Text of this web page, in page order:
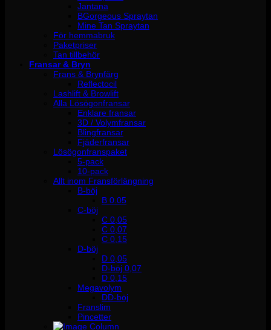
Jantana
BGorgeous Spraytan
Mine Tan Spraytan
För hemmabruk
Paketpriser
Tan tillbehör
Fransar & Bryn
Frans & Brynfärg
Reflectocil
Lashlift & Browlift
Alla Lösögonfransar
Enklare fransar
3D / Volymfransar
Blingfransar
Fjäderfransar
Lösögonfranspaket
5-pack
10-pack
Allt inom Fransförlängning
B-böj
B 0.05
C-böj
C 0,05
C 0,07
C 0,15
D-böj
D 0,05
D-böj 0,07
D 0,15
Megavolym
DD-böj
Franslim
Pincetter